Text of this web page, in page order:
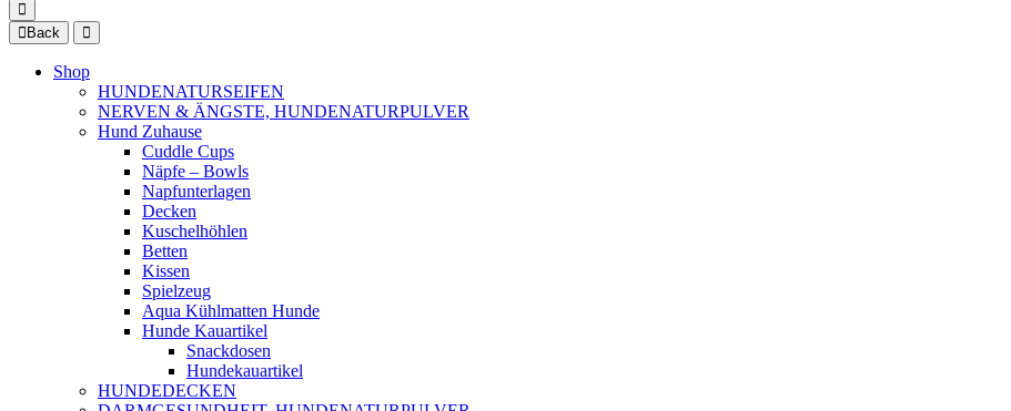
Back
Shop
HUNDENATURSEIFEN
NERVEN & ÄNGSTE, HUNDENATURPULVER
Hund Zuhause
Cuddle Cups
Näpfe – Bowls
Napfunterlagen
Decken
Kuschelhöhlen
Betten
Kissen
Spielzeug
Aqua Kühlmatten Hunde
Hunde Kauartikel
Snackdosen
Hundekauartikel
HUNDEDECKEN